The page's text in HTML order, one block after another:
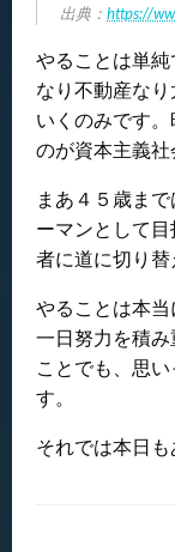
出典： https://
やることは単
なり不動産な
いくのみです
のが資本主義社
まあ４５歳ま
ーマンとして
者に道に切り替
やることは本
一日努力を積
ことでも、思
す。
それでは本日も